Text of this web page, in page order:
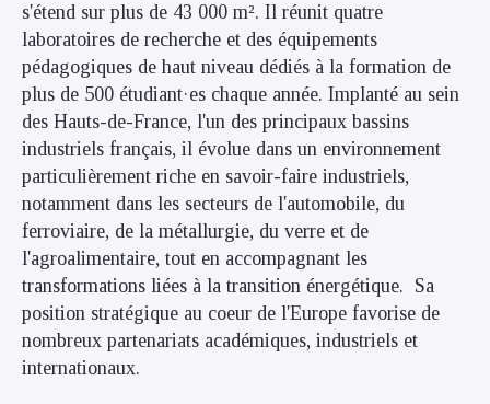
s'étend sur plus de 43 000 m². Il réunit quatre
laboratoires de recherche et des équipements
pédagogiques de haut niveau dédiés à la formation de
plus de 500 étudiant·es chaque année. Implanté au sein
des Hauts-de-France, l'un des principaux bassins
industriels français, il évolue dans un environnement
particulièrement riche en savoir-faire industriels,
notamment dans les secteurs de l'automobile, du
ferroviaire, de la métallurgie, du verre et de
l'agroalimentaire, tout en accompagnant les
transformations liées à la transition énergétique. Sa
position stratégique au coeur de l'Europe favorise de
nombreux partenariats académiques, industriels et
internationaux.